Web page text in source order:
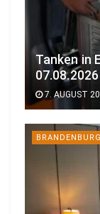
Tanken in
07.08.2026
7. AUGUST
BRANDENBURG